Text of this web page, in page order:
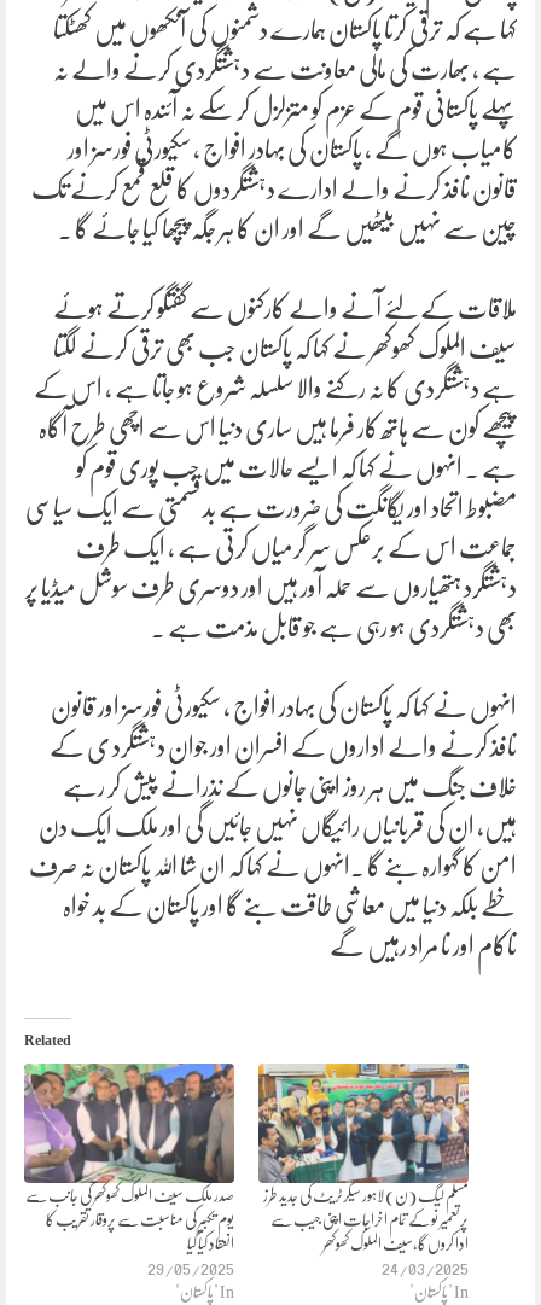
کہا ہے کہ ترقی کرتا پاکستان ہمارے دشمنوں کی آنکھوں میں کھٹکتا
ہے ، بھارت کی مالی معاونت سے دہشتگردی کرنے والے نہ
پہلے پاکستانی قوم کے عزم کو متزلزل کر سکے نہ آئندہ اس میں
کامیاب ہوں گے ، پاکستان کی بہادر افواج ، سکیورٹی فورسز اور
قانون نافذ کرنے والے ادارے دہشتگردوں کا قلع قمع کرنے تک
چین سے نہیں بیٹھیں گے اور ان کا ہر جگہ پیچھا کیا جائے گا ۔
ملاقات کے لئے آنے والے کارکنوں سے گفتگو کرتے ہوئے
سیف الملوک کھوکھر نے کہا کہ پاکستان جب بھی ترقی کرنے لگتا
ہے دہشتگردی کا نہ رکنے والا سلسلہ شروع ہو جاتا ہے ، اس کے
پیچھے کون سے ہاتھ کار فرما ہیں ساری دنیا اس سے اچھی طرح آگاہ
ہے ۔ انہوں نے کہا کہ ایسے حالات میں جب پوری قوم کو
مضبوط اتحاد اور یگانگت کی ضرورت ہے بد قسمتی سے ایک سیاسی
جماعت اس کے برعکس سر گرمیاں کرتی ہے ، ایک طرف
دہشتگرد ہتھیاروں سے حملہ آور ہیں اور دوسری طرف سوشل میڈیا پر
بھی دہشتگردی ہو رہی ہے جو قابل مذمت ہے ۔
انہوں نے کہا کہ پاکستان کی بہادر افواج ، سکیورٹی فورسز اور قانون
نافذ کرنے والے اداروں کے افسران اور جوان دہشتگرد ی کے
خلاف جنگ میں ہر روز اپنی جانوں کے نذرانے پیش کر رہے
ہیں، ان کی قربانیاں رائیگاں نہیں جائیں گی اور ملک ایک دن
امن کا گہوارہ بنے گا ۔انہوں نے کہا کہ ان شا اللہ پاکستان نہ صرف
خطے بلکہ دنیا میں معاشی طاقت بنے گا اور پاکستان کے بد خواہ
ناکام اور نا مراد رہیں گے
Related
صدر ملک سیف الملوک کھوکھر کی جانب سے
یوم تکبیر کی مناسبت سے پروقار تقریب کا
انعقاد کیا گیا
29/05/2025
In "پاکستان"
مسلم لیگ (ن) لاہور سیکرٹریٹ کی جدید طرز
پرتعمیر نو کے تمام اخراجات اپنی جیب سے
ادا کروں گا،سیف الملوک کھوکھر
24/03/2025
In "پاکستان"